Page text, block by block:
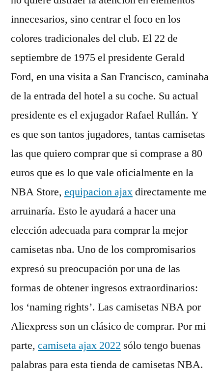
innecesarios, sino centrar el foco en los
colores tradicionales del club. El 22 de
septiembre de 1975 el presidente Gerald
Ford, en una visita a San Francisco, caminaba
de la entrada del hotel a su coche. Su actual
presidente es el exjugador Rafael Rullán. Y
es que son tantos jugadores, tantas camisetas
las que quiero comprar que si comprase a 80
euros que es lo que vale oficialmente en la
NBA Store, equipacion ajaxdirectamente me
arruinaría. Esto le ayudará a hacer una
elección adecuada para comprar la mejor
camisetas nba. Uno de los compromisarios
expresó su preocupación por una de las
formas de obtener ingresos extraordinarios:
los ‘naming rights’. Las camisetas NBA por
Aliexpress son un clásico de comprar. Por mi
parte, camiseta ajax 2022 sólo tengo buenas
palabras para esta tienda de camisetas NBA.